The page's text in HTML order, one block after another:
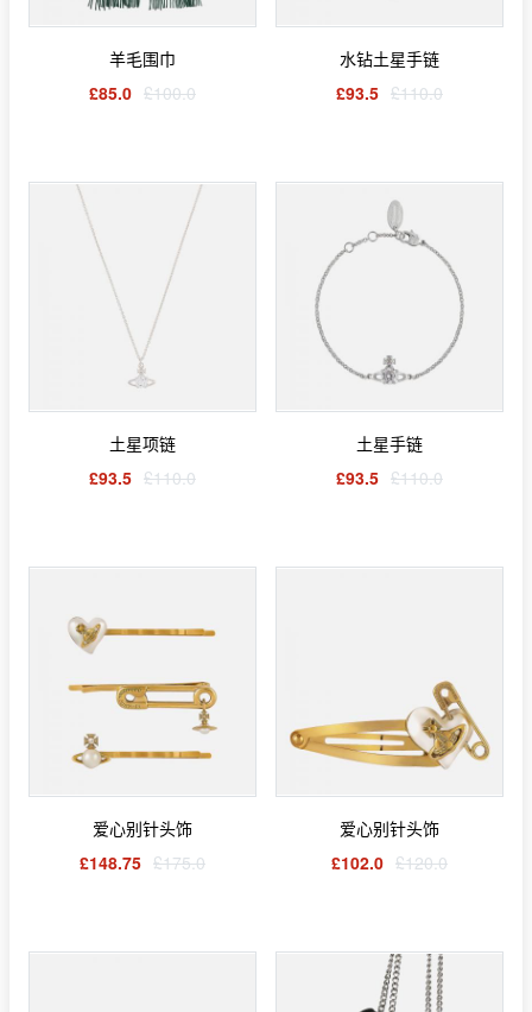
羊毛围巾
£85.0 £100.0
水钻土星手链
£93.5 £110.0
土星项链
£93.5 £110.0
土星手链
£93.5 £110.0
爱心别针头饰
£148.75 £175.0
爱心别针头饰
£102.0 £120.0